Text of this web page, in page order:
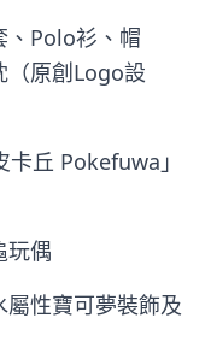
、Polo衫、帽
（原創Logo設
丘 Pokefuwa」
玩偶
性寶可夢裝飾及